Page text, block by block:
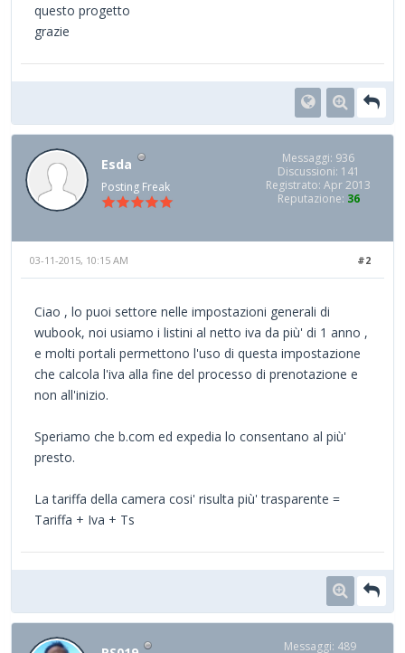
questo progetto
grazie
Esda
Posting Freak
Messaggi: 936
Discussioni: 141
Registrato: Apr 2013
Reputazione: 36
#2
03-11-2015, 10:15 AM
Ciao , lo puoi settore nelle impostazioni generali di
wubook, noi usiamo i listini al netto iva da più' di 1 anno ,
e molti portali permettono l'uso di questa impostazione
che calcola l'iva alla fine del processo di prenotazione e
non all'inizio.
Speriamo che b.com ed expedia lo consentano al più'
presto.
La tariffa della camera cosi' risulta più' trasparente =
Tariffa + Iva + Ts
Messaggi: 489